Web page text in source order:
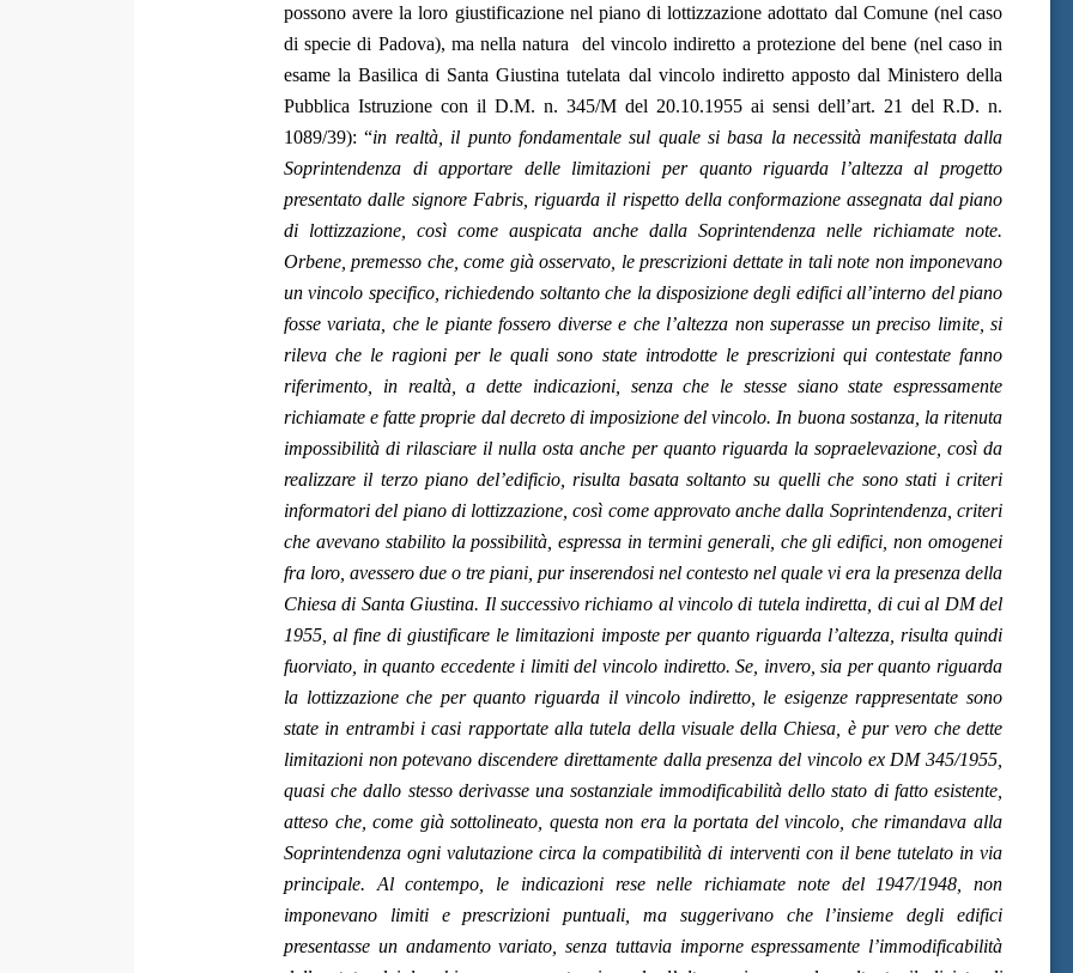
possono avere la loro giustificazione nel piano di lottizzazione adottato dal Comune (nel caso
di specie di Padova), ma nella natura
del vincolo indiretto a protezione del bene (nel caso in
esame la Basilica di Santa Giustina tutelata dal vincolo indiretto apposto dal Ministero della
Pubblica Istruzione con il D.M. n. 345/M del 20.10.1955 ai sensi dell’art. 21 del R.D. n.
1089/39): “in realtà, il punto fondamentale sul quale si basa la necessità manifestata dalla
Soprintendenza di apportare delle limitazioni per quanto riguarda l’altezza al progetto
presentato dalle signore Fabris, riguarda il rispetto della conformazione assegnata dal piano
di lottizzazione, così come auspicata anche dalla Soprintendenza nelle richiamate note.
Orbene, premesso che, come già osservato, le prescrizioni dettate in tali note non imponevano
un vincolo specifico, richiedendo soltanto che la disposizione degli edifici all’interno del piano
fosse variata, che le piante fossero diverse e che l’altezza non superasse un preciso limite, si
rileva che le ragioni per le quali sono state introdotte le prescrizioni qui contestate fanno
riferimento, in realtà, a dette indicazioni, senza che le stesse siano state espressamente
richiamate e fatte proprie dal decreto di imposizione del vincolo. In buona sostanza, la ritenuta
impossibilità di rilasciare il nulla osta anche per quanto riguarda la sopraelevazione, così da
realizzare il terzo piano del’edificio, risulta basata soltanto su quelli che sono stati i criteri
informatori del piano di lottizzazione, così come approvato anche dalla Soprintendenza, criteri
che avevano stabilito la possibilità, espressa in termini generali, che gli edifici, non omogenei
fra loro, avessero due o tre piani, pur inserendosi nel contesto nel quale vi era la presenza della
Chiesa di Santa Giustina. Il successivo richiamo al vincolo di tutela indiretta, di cui al DM del
1955, al fine di giustificare le limitazioni imposte per quanto riguarda l’altezza, risulta quindi
fuorviato, in quanto eccedente i limiti del vincolo indiretto. Se, invero, sia per quanto riguarda
la lottizzazione che per quanto riguarda il vincolo indiretto, le esigenze rappresentate sono
state in entrambi i casi rapportate alla tutela della visuale della Chiesa, è pur vero che dette
limitazioni non potevano discendere direttamente dalla presenza del vincolo ex DM 345/1955,
quasi che dallo stesso derivasse una sostanziale immodificabilità dello stato di fatto esistente,
atteso che, come già sottolineato, questa non era la portata del vincolo, che rimandava alla
Soprintendenza ogni valutazione circa la compatibilità di interventi con il bene tutelato in via
principale. Al contempo, le indicazioni rese nelle richiamate note del 1947/1948, non
imponevano limiti e prescrizioni puntuali, ma suggerivano che l’insieme degli edifici
presentasse un andamento variato, senza tuttavia imporne espressamente l’immodificabilità